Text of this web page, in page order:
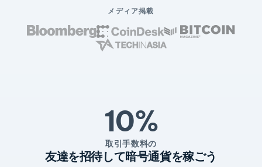
メディア掲載
10%
取引手数料の
友達を招待して暗号通貨を稼ごう